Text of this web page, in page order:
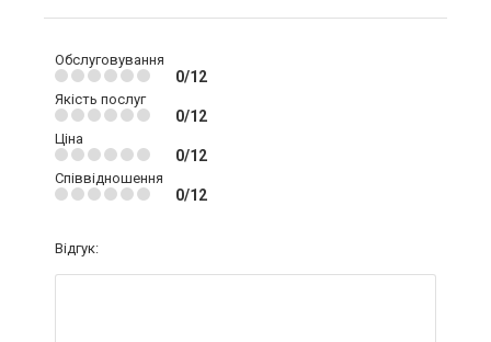
Обслуговування
0/12
Якість послуг
0/12
Ціна
0/12
Співвідношення
0/12
Відгук: